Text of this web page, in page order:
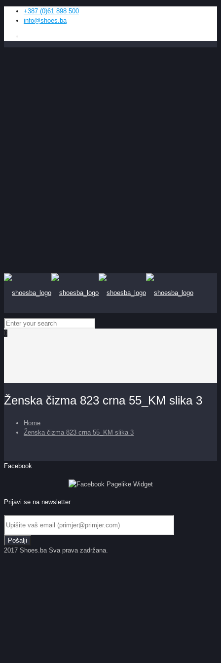
+387 (0)61 898 500
info@shoes.ba
0
Ženska čizma 823 crna 55_KM slika 3
Home
Ženska čizma 823 crna 55_KM slika 3
Facebook
Prijavi se na newsletter
2017 Shoes.ba Sva prava zadržana.